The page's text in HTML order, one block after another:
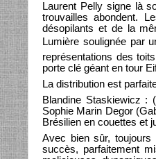
Laurent Pelly signe là
trouvailles abondent.
désopilants et de la
Lumière soulignée par
représentations des
porte clé géant en tour
La distribution est
Blandine Staskiewicz :
Sophie Marin Degor
Brésilien en couettes et
Avec bien sûr, toujours
succès, parfaitement